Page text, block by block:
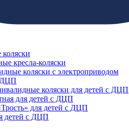
кресла-коляски
коляски с электроприводом
ДЦП
коляски для детей с ДЦП
для детей с ДЦП
для детей с ДЦП
детей с ДЦП